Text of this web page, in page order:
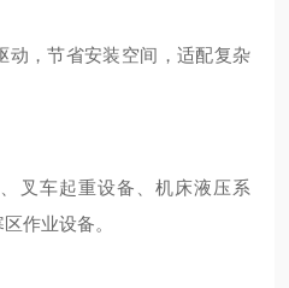
动，节省安装空间，适配复杂
叉车起重设备、机床液压系
作业设备。